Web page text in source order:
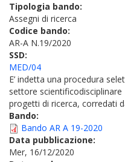
Tipologia bando:
Assegni di ricerca
Codice bando:
AR-A N.19/2020
SSD:
MED/04
E’ indetta una procedura
settore scientificodisciplinare
progetti di ricerca, corredati
Bando:
Bando AR A 19-2020
Data pubblicazione:
Mer, 16/12/2020